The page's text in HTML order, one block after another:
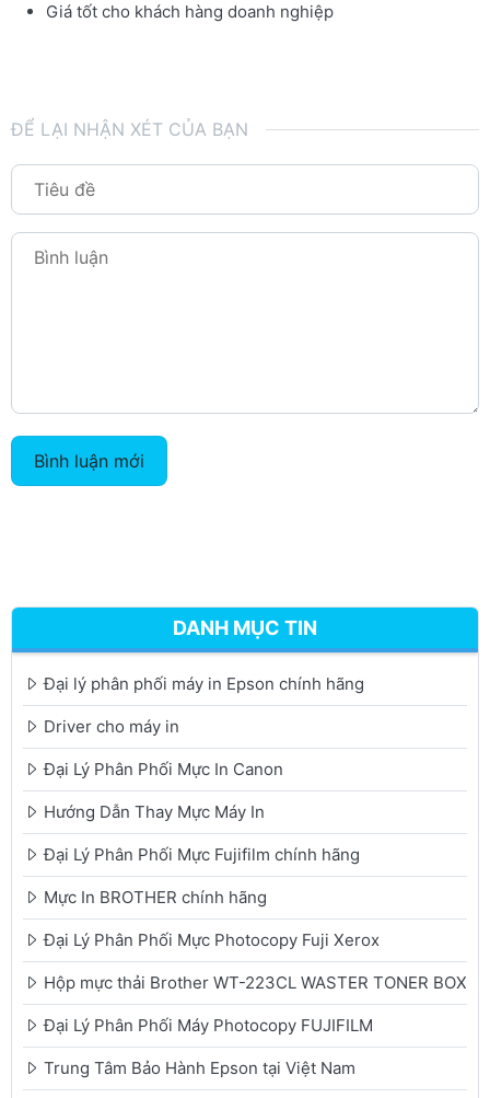
Giá tốt cho khách hàng doanh nghiệp
ĐỂ LẠI NHẬN XÉT CỦA BẠN
Bình luận mới
DANH MỤC TIN
Đại lý phân phối máy in Epson chính hãng
Driver cho máy in
Đại Lý Phân Phối Mực In Canon
Hướng Dẫn Thay Mực Máy In
Đại Lý Phân Phối Mực Fujifilm chính hãng
Mực In BROTHER chính hãng
Đại Lý Phân Phối Mực Photocopy Fuji Xerox
Hộp mực thải Brother WT-223CL WASTER TONER BOX
Đại Lý Phân Phối Máy Photocopy FUJIFILM
Trung Tâm Bảo Hành Epson tại Việt Nam